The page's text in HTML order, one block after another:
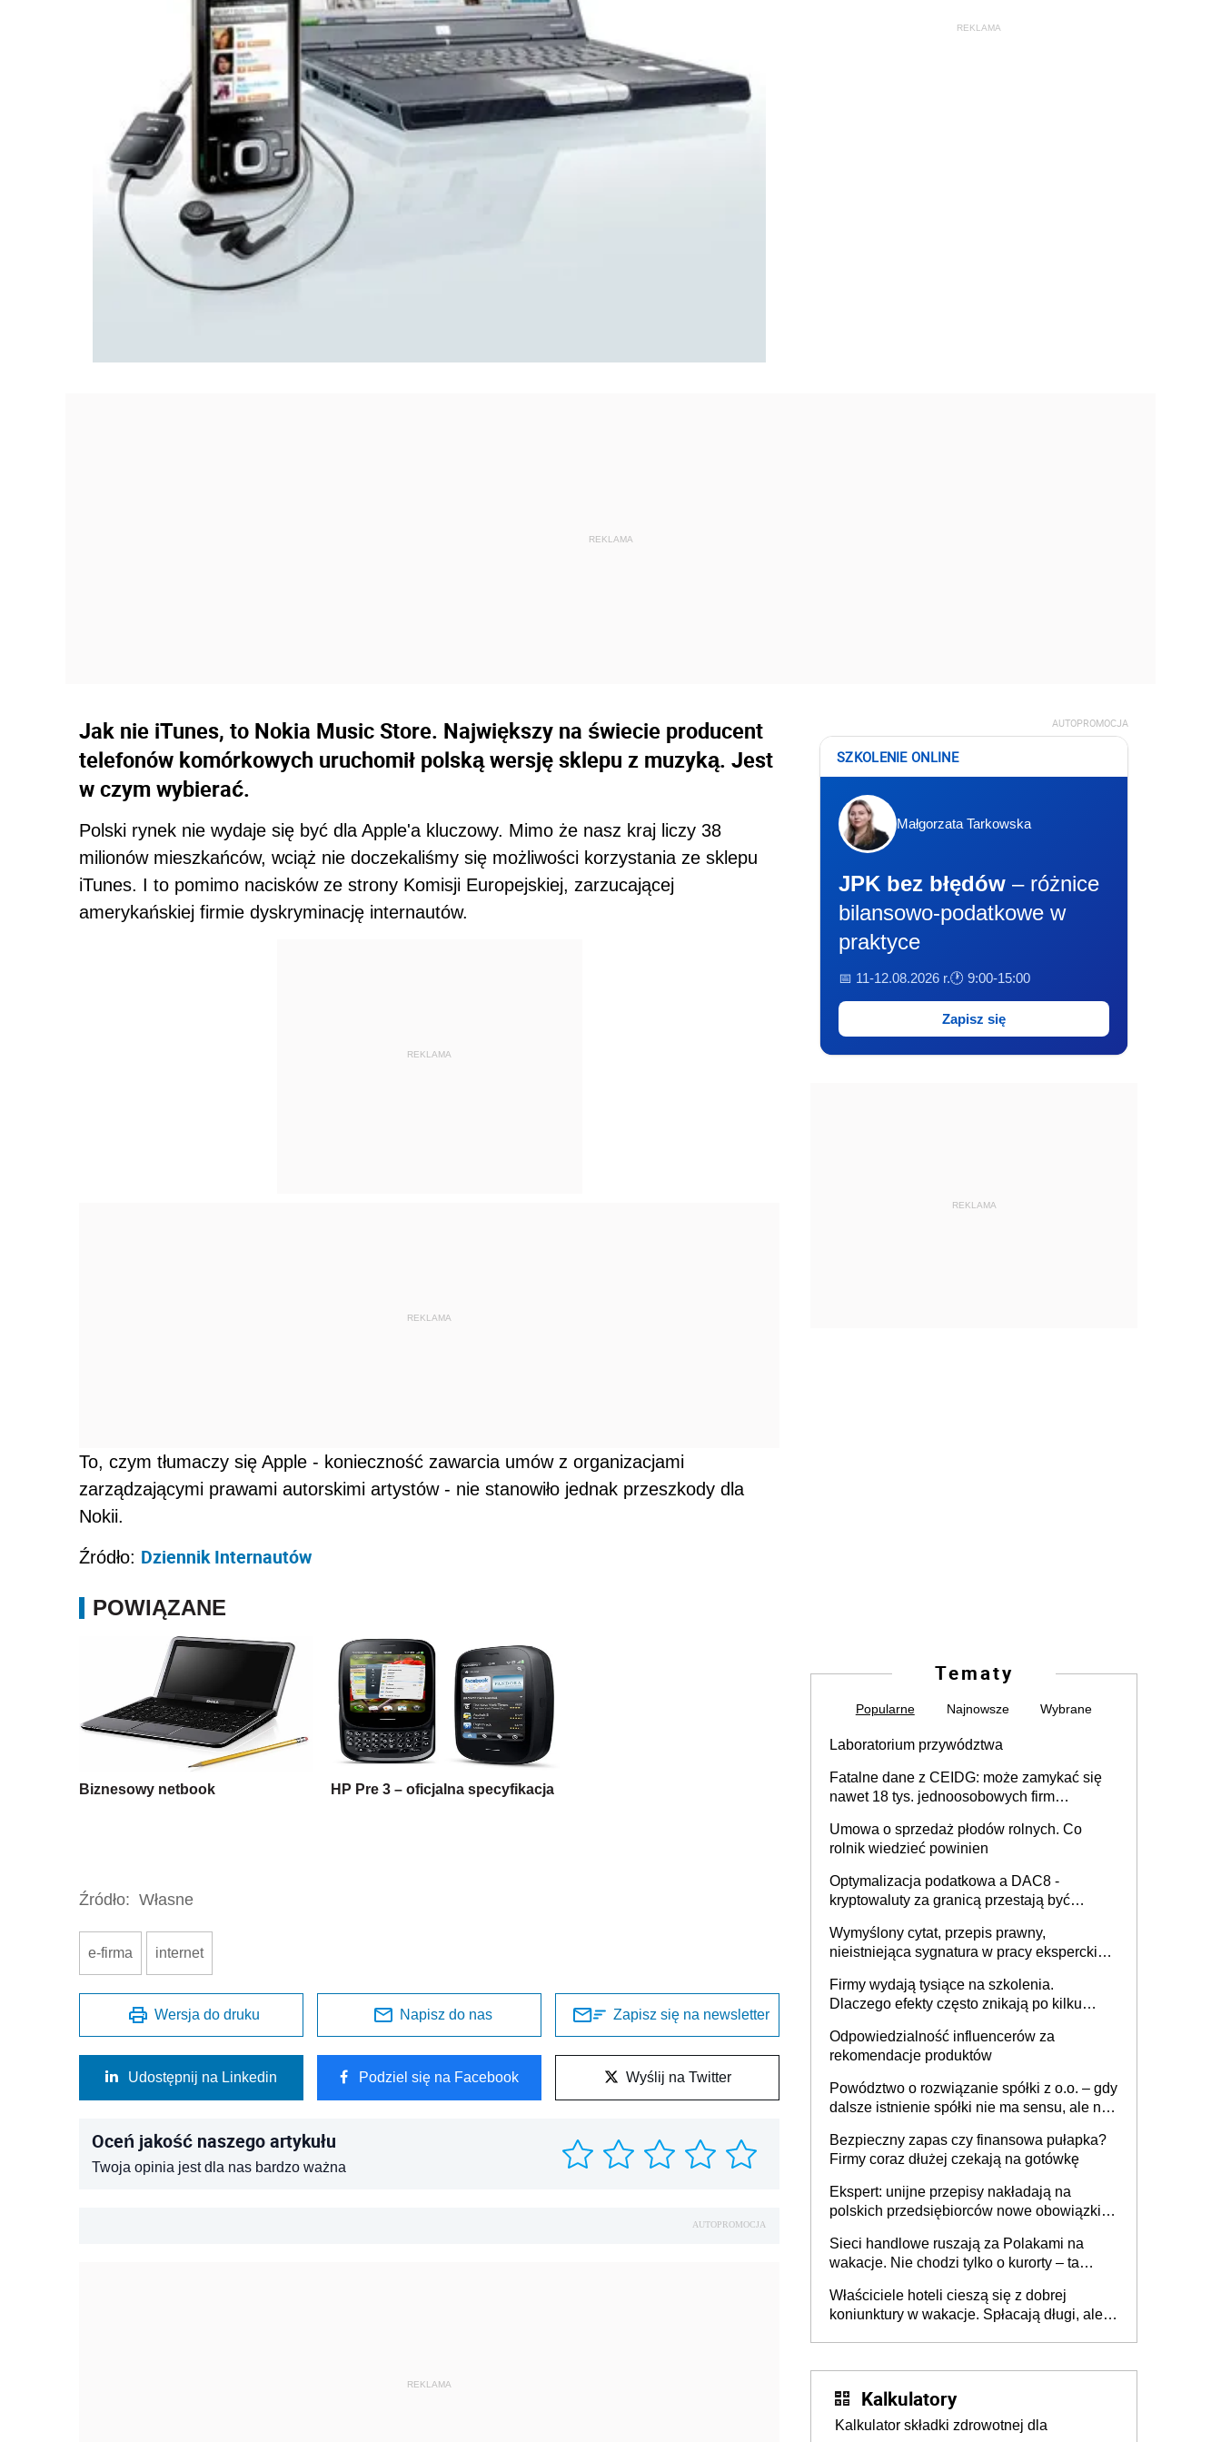
Jak nie iTunes, to Nokia Music Store. Największy na świecie producent
telefonów komórkowych uruchomił polską wersję sklepu z muzyką. Jest
w czym wybierać.
Polski rynek nie wydaje się być dla Apple'a kluczowy. Mimo że nasz kraj liczy 38
milionów mieszkańców, wciąż nie doczekaliśmy się możliwości korzystania ze sklepu
iTunes. I to pomimo nacisków ze strony Komisji Europejskiej, zarzucającej
amerykańskiej firmie dyskryminację internautów.
REKLAMA
REKLAMA
To, czym tłumaczy się Apple - konieczność zawarcia umów z organizacjami
zarządzającymi prawami autorskimi artystów - nie stanowiło jednak przeszkody dla
Nokii.
Źródło: Dziennik Internautów
POWIĄZANE
Biznesowy netbook HP Pre 3 – oficjalna specyfikacja
Źródło: Własne
e-firma internet
Wersja do druku Napisz do nas Zapisz się na newsletter
Udostępnij na Linkedin Podziel się na Facebook Wyślij na Twitter
Oceń jakość naszego artykułu
Twoja opinia jest dla nas bardzo ważna
AUTOPROMOCJA
REKLAMA
AUTOPROMOCJA
SZKOLENIE ONLINE
Małgorzata Tarkowska
JPK bez błędów – różnice
bilansowo-podatkowe w
praktyce
📅 11-12.08.2026 r.🕐 9:00-15:00
Zapisz się
REKLAMA
Tematy
Popularne Najnowsze Wybrane
Laboratorium przywództwa
Fatalne dane z CEIDG: może zamykać się
nawet 18 tys. jednoosobowych firm
Umowa o sprzedaż płodów rolnych. Co
rolnik wiedzieć powinien
Optymalizacja podatkowa a DAC8 -
kryptowaluty za granicą przestają być
Wymyślony cytat, przepis prawny,
nieistniejąca sygnatura w pracy eksperckiej -
firmie
Firmy wydają tysiące na szkolenia.
Dlaczego efekty często znikają po kilku
Odpowiedzialność influencerów za
rekomendacje produktów
Powództwo o rozwiązanie spółki z o.o. – gdy
dalsze istnienie spółki nie ma sensu, ale nie
Bezpieczny zapas czy finansowa pułapka?
Firmy coraz dłużej czekają na gotówkę
Ekspert: unijne przepisy nakładają na
polskich przedsiębiorców nowe obowiązki w
Sieci handlowe ruszają za Polakami na
wakacje. Nie chodzi tylko o kurorty – ta
tam, gdzie wielu spędzi urlop po cichu
Właściciele hoteli cieszą się z dobrej
koniunktury w wakacje. Spłacają długi, ale
Kalkulatory
Kalkulator składki zdrowotnej dla